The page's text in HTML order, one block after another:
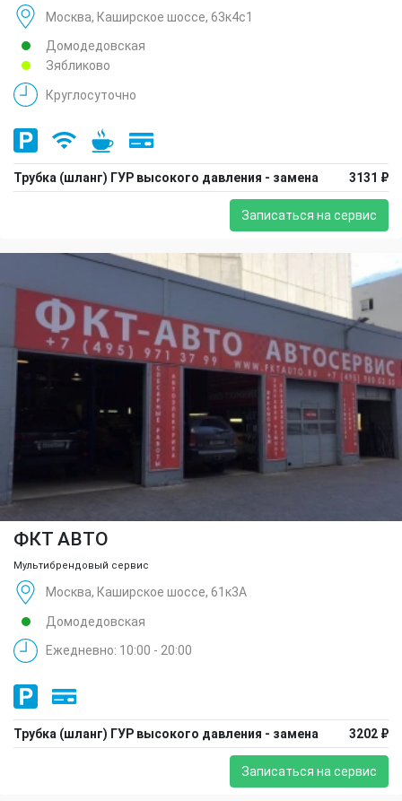
Москва, Каширское шоссе, 63к4с1
Домодедовская
Зябликово
Круглосуточно
Трубка (шланг) ГУР высокого давления - замена 3131 ₽
Записаться на сервис
ФКТ АВТО
Мультибрендовый сервис
Москва, Каширское шоссе, 61к3А
Домодедовская
Ежедневно: 10:00 - 20:00
Трубка (шланг) ГУР высокого давления - замена 3202 ₽
Записаться на сервис